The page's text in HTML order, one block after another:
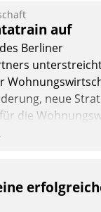
Datatrain
auf
Berliner
neue
die